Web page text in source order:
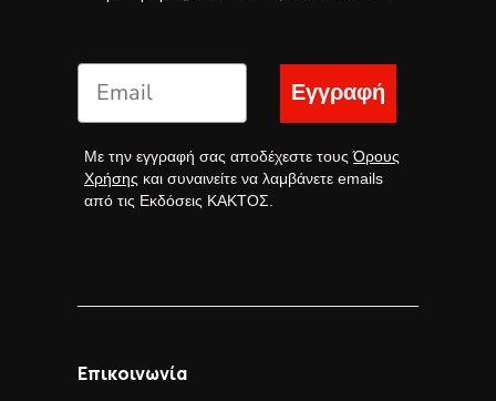
Εγγραφή
Με την εγγραφή σας αποδέχεστε τουςΌρους
Χρήσης και συναινείτε να λαμβάνετε emails
από τις Εκδόσεις ΚΑΚΤΟΣ.
Επικοινωνία